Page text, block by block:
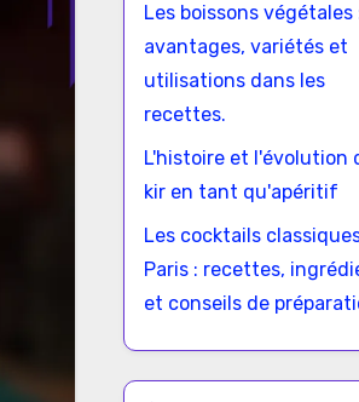
Les boissons végétales
avantages, variétés et
utilisations dans les
recettes.
L'histoire et l'évolution
kir en tant qu'apéritif
Les cocktails
Paris : recettes,
et conseils de